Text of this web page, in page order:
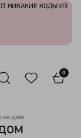
НИКАКИЕ КОДЫ ИЗ
0
на дом